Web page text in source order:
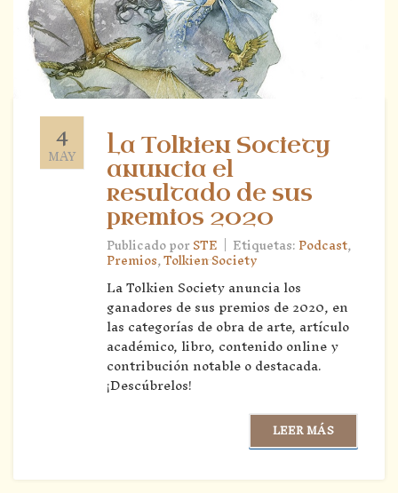
4
MAY
La Tolkien Society
anuncia el
resultado de sus
premios 2020
Publicado porSTE | Etiquetas:Podcast,
Premios,Tolkien Society
La Tolkien Society anuncia los
ganadores de sus premios de 2020, en
las categorías de obra de arte, artículo
académico, libro, contenido online y
contribución notable o destacada.
¡Descúbrelos!
LEER MÁS